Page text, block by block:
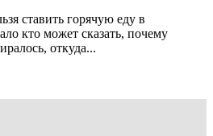
ставить горячую еду в
кто может сказать, почему
откуда...